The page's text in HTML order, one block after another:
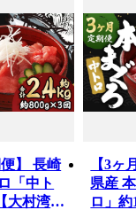
「時津まんじゅ
た「巨峰」、緩
つ「みかん」や
る大村湾でとれ
便】 長崎
「中ト
大村湾漁
【3ヶ
県産
ロ」